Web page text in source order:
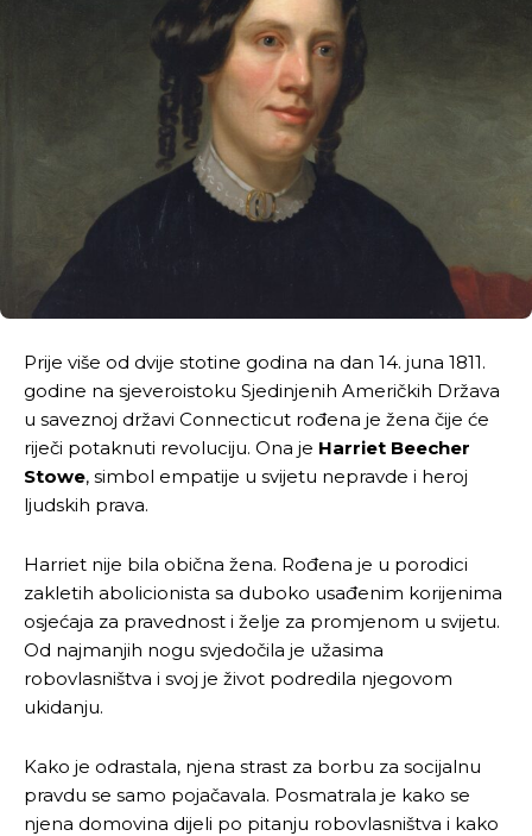
Prije više od dvije stotine godina na dan 14. juna 1811.
godine na sjeveroistoku Sjedinjenih Američkih Država
u saveznoj državi Connecticut rođena je žena čije će
riječi potaknuti revoluciju. Ona je Harriet Beecher
Stowe, simbol empatije u svijetu nepravde i heroj
ljudskih prava.
Harriet nije bila obična žena. Rođena je u porodici
zakletih abolicionista sa duboko usađenim korijenima
osjećaja za pravednost i želje za promjenom u svijetu.
Od najmanjih nogu svjedočila je užasima
robovlasništva i svoj je život podredila njegovom
ukidanju.
Kako je odrastala, njena strast za borbu za socijalnu
pravdu se samo pojačavala. Posmatrala je kako se
njena domovina dijeli po pitanju robovlasništva i kako